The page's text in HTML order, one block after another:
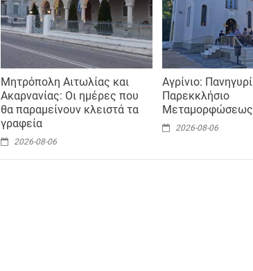
Μητρόπολη Αιτωλίας και
Ακαρνανίας: Οι ημέρες που
θα παραμείνουν κλειστά τα
γραφεία
2026-08-06
Αγρίνιο:
Παρεκκλήσιο
Μεταμορφώσεως
2026-08-06